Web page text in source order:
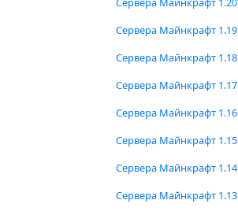
Сервера Майнкрафт 1.19
Сервера Майнкрафт 1.18
Сервера Майнкрафт 1.17
Сервера Майнкрафт 1.16
Сервера Майнкрафт 1.15
Сервера Майнкрафт 1.14
Сервера Майнкрафт 1.13